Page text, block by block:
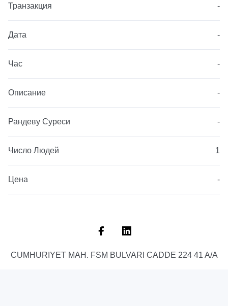
Транзакция -
Дата -
Час -
Описание -
Рандеву Суреси -
Число Людей 1
Цена -
CUMHURIYET MAH. FSM BULVARI CADDE 224 41 A/A